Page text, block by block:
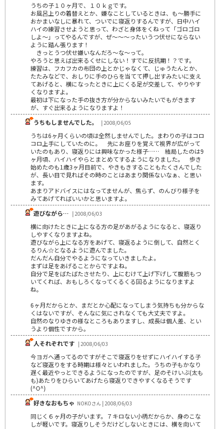
うちの子１０ヶ月で、１０ｋｇです。
お風呂上りの着替えとか、嫌なことしているときは、も～勝手に
おかまいなしに暴れて、ついでに寝返りするんですが、日中ハイ
ハイの練習させようと思って、わざと身体をくねって「ゴロゴロ
しよ～」ってやるんですが、ぜ～～～ったいうつ伏せにならない
ように踏ん張ります！
きっとうつ伏せ嫌いなんだろ～な～って。
やろうと思えば出来るくせにしない！すでに反抗期！？です。
練習は、フカフカの布団の上とかじゃなくて、じゅうたんとか、
たたみなどで、おしりに手のひらを当てて押し出すみたいに支え
てあげると、横になったときに上にくる足が交差して、やりやす
くなりますよ。
最初は下になった手の抜き方が分からないみたいでもがきます
が、すぐ出来るようになりますよ！
うちもしませんでした。
| 2008/06/05
うちは6ヶ月くらいの頃は全然しませんでした。まわりの子はコロ
コロ上手にしていたのに。 先にお座りを覚えて視界が広がって
いたのもあり、寝返りには興味なかった様子…… 結局したのは9
ヶ月頃、ハイハイやらとまとめてするようになりました。 歩き
始めたのも1歳3ヶ月目前で、やきもきすることもたくさんでした
が、長い目で見ればその時のことはあまり関係ないなぁ、と思い
ます。
あまりアドバイスにはなってませんが、焦らず、のんびり様子を
みてあげてればいいかと思いますよ。
遊びながら… | 2008/06/03
横に向けたときに上になる方の足があがるようになると、寝返り
しやすくなりますよね。
遊びながら上になる方をあげて、寝返るように倒して、自然とく
るりん☆となるように遊んでました。
だんだん自分でやるようになっていきましたよ。
まずは足をあげることからですよね。
自分で足をばたばたさせたり、上にむけて上げ下げして腹筋もつ
いてくれば、おもしろくなってくるくる回るようになりますよ
ね。
6ヶ月だからとか、まだとか心配になってしまう気持ちも分からな
くはないですが、そんなに気にされなくても大丈夫ですよ。
自然のなりゆきの様なところもありますし、成長は個人差、とい
うより個性ですから。
人それぞれです | 2008/06/03
今ヨガへ通ってるのですがそこで寝返りをせずにハイハイする子
など寝返りをする時期は様々といわれました。うちの子もかなり
遅く最近やっとできるようになったのですが、足のそけいぶ(太も
も)あたりをひらいてあげたら寝返りできやすくなるそうです
(^O^)
好きなおもちゃ NOKOさん | 2008/06/03
同じく６ヶ月の子がいます。７キロない小柄だからか、身のこな
しが軽いです。寝返りしそうだけどしないときには、横を向いて